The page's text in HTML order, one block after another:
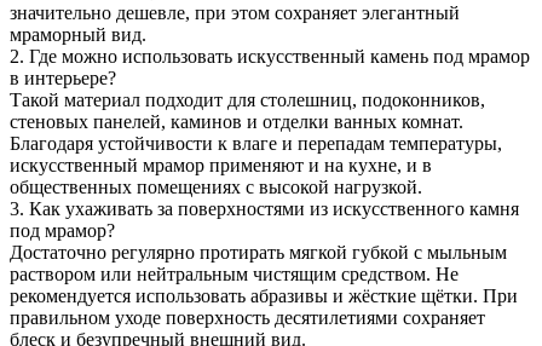
значительно дешевле, при этом сохраняет элегантный
мраморный вид.
2. Где можно использовать искусственный камень под мрамор
в интерьере?
Такой материал подходит для столешниц, подоконников,
стеновых панелей, каминов и отделки ванных комнат.
Благодаря устойчивости к влаге и перепадам температуры,
искусственный мрамор применяют и на кухне, и в
общественных помещениях с высокой нагрузкой.
3. Как ухаживать за поверхностями из искусственного камня
под мрамор?
Достаточно регулярно протирать мягкой губкой с мыльным
раствором или нейтральным чистящим средством. Не
рекомендуется использовать абразивы и жёсткие щётки. При
правильном уходе поверхность десятилетиями сохраняет
блеск и безупречный внешний вид.